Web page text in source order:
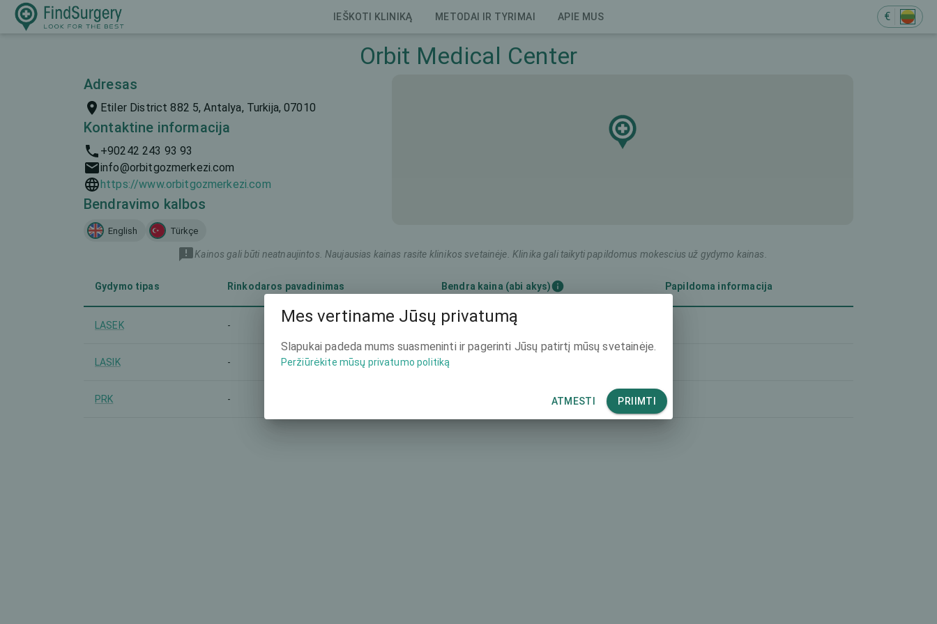
IEŠKOTI KLINIKĄ METODAI IR TYRIMAI APIE MUS €
Orbit Medical Center
Adresas
Etiler District 882 5, Antalya, Turkija, 07010
Kontaktine informacija
+90242 243 93 93
info@orbitgozmerkezi.com
https://www.orbitgozmerkezi.com
Bendravimo kalbos
English Türkçe
Kainos gali būti neatnaujintos. Naujausias kainas rasite klinikos svetainėje. Klinika gali taikyti papildomus mokescius už gydymo kainas.
Gydymo tipas Rinkodaros pavadinimas Bendra kaina (abi akys) Papildoma informacija
LASEK - -
LASIK - -
PRK - -
Mes vertiname Jūsų privatumą
Slapukai padeda mums suasmeninti ir pagerinti Jūsų patirtį mūsų svetainėje.
Peržiūrėkite mūsų privatumo politiką
ATMESTI PRIIMTI